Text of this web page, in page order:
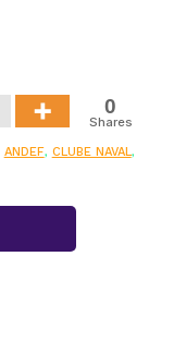
0
Shares
ANDEF, CLUBE NAVAL,